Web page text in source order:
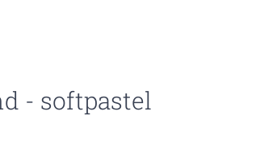
- softpastel